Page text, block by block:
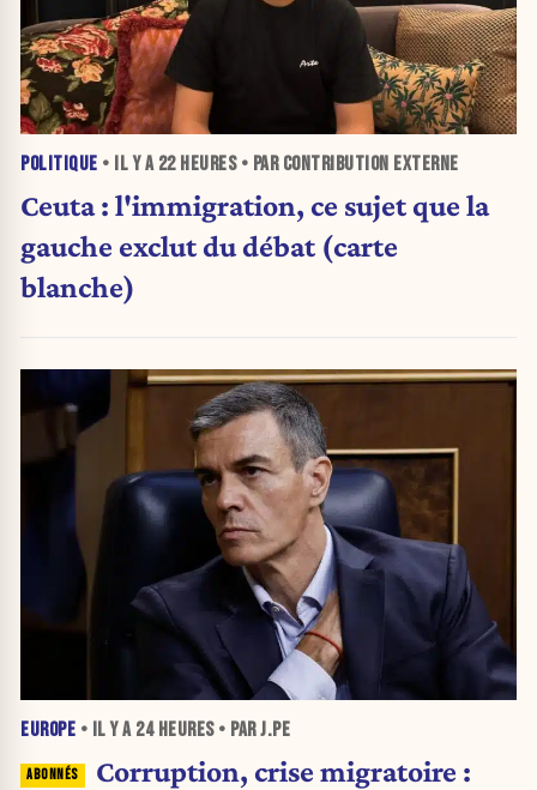
POLITIQUE • IL Y A 22 HEURES• PAR CONTRIBUTION EXTERNE
Ceuta : l'immigration, ce sujet que la
gauche exclut du débat (carte
blanche)
EUROPE • IL Y A 24 HEURES• PAR J.PE
Corruption, crise migratoire :